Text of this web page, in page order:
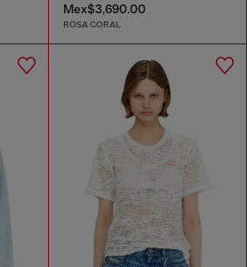
Mex$3,690.00
ROSA CORAL